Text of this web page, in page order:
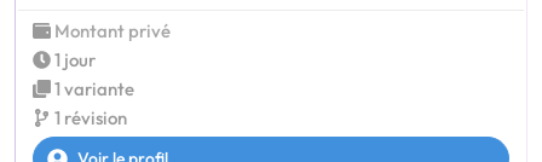
Montant privé
1 jour
1 variante
1 révision